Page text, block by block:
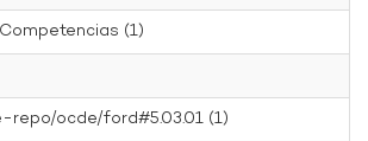
(1)
ocde/ford#5.03.01 (1)